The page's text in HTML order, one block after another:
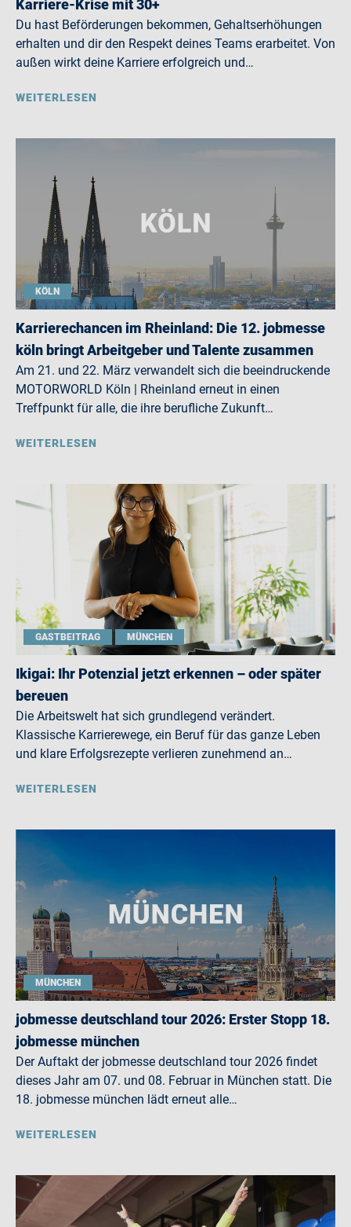
Karriere-Krise mit 30+
Du hast Beförderungen bekommen, Gehaltserhöhungen
erhalten und dir den Respekt deines Teams erarbeitet. Von
außen wirkt deine Karriere erfolgreich und…
WEITERLESEN
KÖLN
Karrierechancen im Rheinland: Die 12. jobmesse
köln bringt Arbeitgeber und Talente zusammen
Am 21. und 22. März verwandelt sich die beeindruckende
MOTORWORLD Köln | Rheinland erneut in einen
Treffpunkt für alle, die ihre berufliche Zukunft…
WEITERLESEN
GASTBEITRAG MÜNCHEN
Ikigai: Ihr Potenzial jetzt erkennen – oder später
bereuen
Die Arbeitswelt hat sich grundlegend verändert.
Klassische Karrierewege, ein Beruf für das ganze Leben
und klare Erfolgsrezepte verlieren zunehmend an…
WEITERLESEN
MÜNCHEN
jobmesse deutschland tour 2026: Erster Stopp 18.
jobmesse münchen
Der Auftakt der jobmesse deutschland tour 2026 findet
dieses Jahr am 07. und 08. Februar in München statt. Die
18. jobmesse münchen lädt erneut alle…
WEITERLESEN